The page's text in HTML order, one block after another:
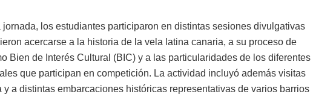
jornada, los estudiantes participaron en distintas sesiones divulgativas
acercarse a la historia de la vela latina canaria, a su proceso de
Bien de Interés Cultural (BIC) y a las particularidades de los diferentes
que participan en competición. La actividad incluyó además visitas
y a distintas embarcaciones históricas representativas de varios barrios